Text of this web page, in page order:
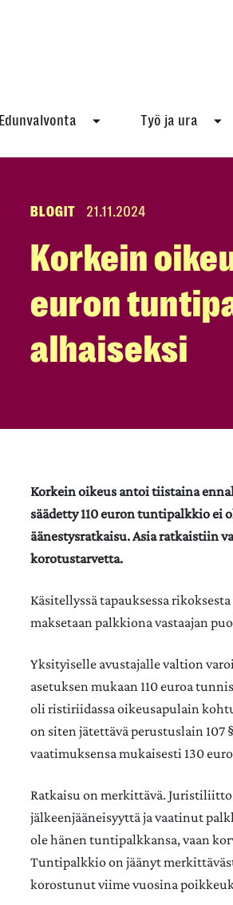
Edunvalvonta Työ ja ura
BLOGIT 21.11.2024
Korkein
euron
alhaiseksi
Korkein oikeus antoi tiistaina
säädetty 110 euron tuntipalkkio ei
äänestysratkaisu. Asia ratkaistiin
korotustarvetta.
Käsitellyssä tapauksessa
maksetaan palkkiona vastaajan
Yksityiselle avustajalle valtion
asetuksen mukaan 110 euroa
oli ristiriidassa oikeusapulain
on siten jätettävä perustuslain 107
vaatimuksensa mukaisesti 130
Ratkaisu on merkittävä.
jälkeenjääneisyyttä ja vaatinut
ole hänen tuntipalkkansa, vaan
Tuntipalkkio on jäänyt
korostunut viime vuosina